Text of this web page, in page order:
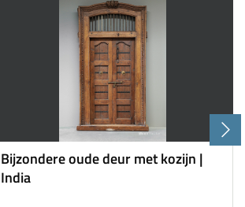
Bijzondere oude deur met kozijn |
India